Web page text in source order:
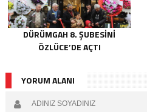
DÜRÜMGAH 8. ŞUBESINI
ÖZLÜCE’DE AÇTI
YORUM ALANI